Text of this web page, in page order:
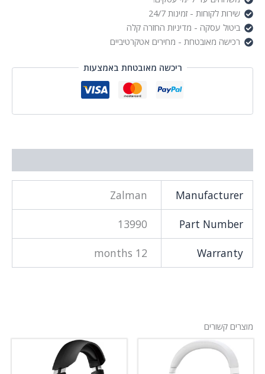
/
BK
שירות לקוחות - זמינות 24/7
ביטול עסקה - מדיניות החזרה קלה
רכישה מאובטחת - מחירים אטקרטיביים
ריכשה מאובטחת באמצעות
Manufacturer
Zalman
Part Number
13990
Warranty
12 months
מוצרים קשורים